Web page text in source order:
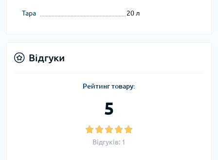
Тара 20 л
Відгуки
Рейтинг товару:
5
Відгуків: 1